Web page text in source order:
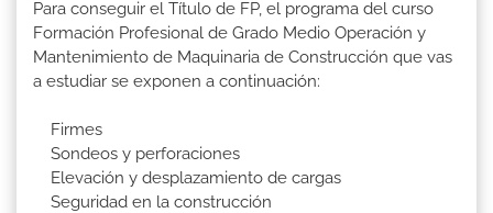
Para conseguir el Título de FP, el programa del curso
Formación Profesional de Grado Medio Operación y
Mantenimiento de Maquinaria de Construcción que vas
a estudiar se exponen a continuación:
Firmes
Sondeos y perforaciones
Elevación y desplazamiento de cargas
Seguridad en la construcción